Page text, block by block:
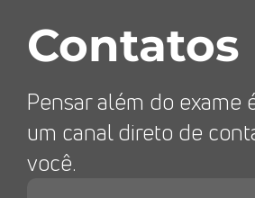
Contatos
Pensar além do exame
um canal direto de
você.